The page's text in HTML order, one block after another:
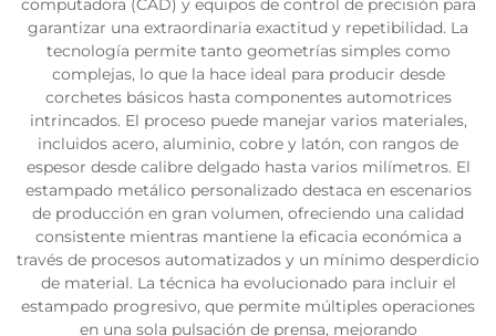
computadora (CAD) y equipos de control de precisión para
garantizar una extraordinaria exactitud y repetibilidad. La
tecnología permite tanto geometrías simples como
complejas, lo que la hace ideal para producir desde
corchetes básicos hasta componentes automotrices
intrincados. El proceso puede manejar varios materiales,
incluidos acero, aluminio, cobre y latón, con rangos de
espesor desde calibre delgado hasta varios milímetros. El
estampado metálico personalizado destaca en escenarios
de producción en gran volumen, ofreciendo una calidad
consistente mientras mantiene la eficacia económica a
través de procesos automatizados y un mínimo desperdicio
de material. La técnica ha evolucionado para incluir el
estampado progresivo, que permite múltiples operaciones
en una sola pulsación de prensa, mejorando